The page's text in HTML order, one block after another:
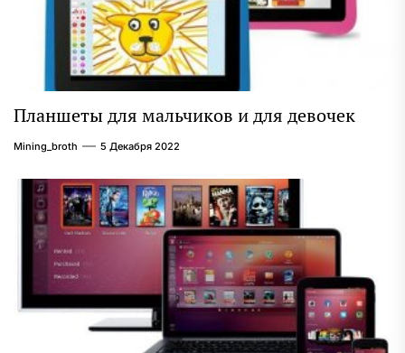
Планшеты для мальчиков и для девочек
Mining_broth 5 Декабря 2022